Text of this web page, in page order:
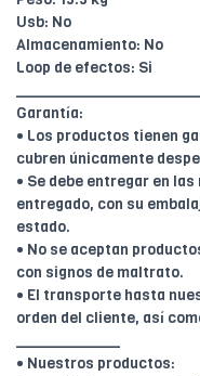
Usb: No
Almacenamiento: No
Loop de efectos: Si
Garantía:
• Los productos tienen
cubren únicamente
• Se debe entregar en
entregado, con su
estado.
• No se aceptan
con signos de maltrato.
• El transporte hasta
orden del cliente, así
• Nuestros productos: